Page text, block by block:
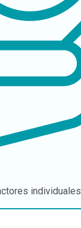
individuales